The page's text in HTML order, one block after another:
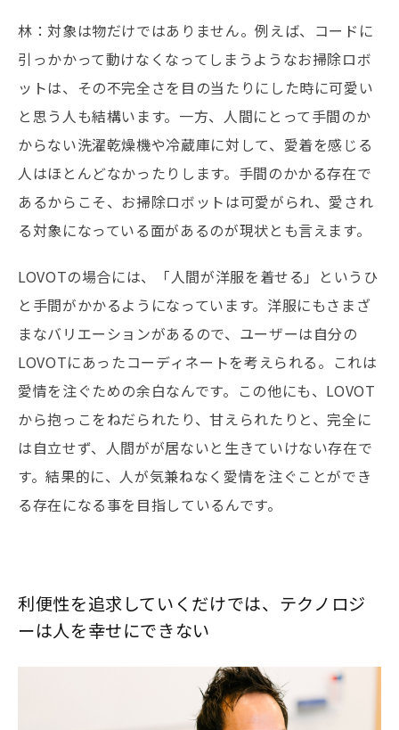
林：対象は物だけではありません。例えば、コードに
引っかかって動けなくなってしまうようなお掃除ロボ
ットは、その不完全さを目の当たりにした時に可愛い
と思う人も結構います。一方、人間にとって手間のか
からない洗濯乾燥機や冷蔵庫に対して、愛着を感じる
人はほとんどなかったりします。手間のかかる存在で
あるからこそ、お掃除ロボットは可愛がられ、愛され
る対象になっている面があるのが現状とも言えます。
LOVOTの場合には、「人間が洋服を着せる」というひ
と手間がかかるようになっています。洋服にもさまざ
まなバリエーションがあるので、ユーザーは自分の
LOVOTにあったコーディネートを考えられる。これは
愛情を注ぐための余白なんです。この他にも、LOVOT
から抱っこをねだられたり、甘えられたりと、完全に
は自立せず、人間がが居ないと生きていけない存在で
す。結果的に、人が気兼ねなく愛情を注ぐことができ
る存在になる事を目指しているんです。
利便性を追求していくだけでは、テクノロジ
ーは人を幸せにできない